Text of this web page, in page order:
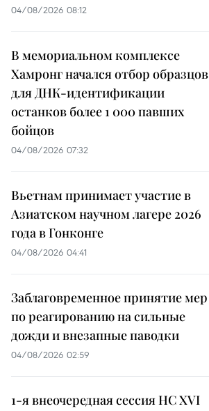
04/08/2026 08:12
В мемориальном комплексе
Хамронг начался отбор образцов
для ДНК-идентификации
останков более 1 000 павших
бойцов
04/08/2026 07:32
Вьетнам принимает участие в
Азиатском научном лагере 2026
года в Гонконге
04/08/2026 04:41
Заблаговременное принятие мер
по реагированию на сильные
дожди и внезапные паводки
04/08/2026 02:59
1-я внеочередная сессия НС XVI